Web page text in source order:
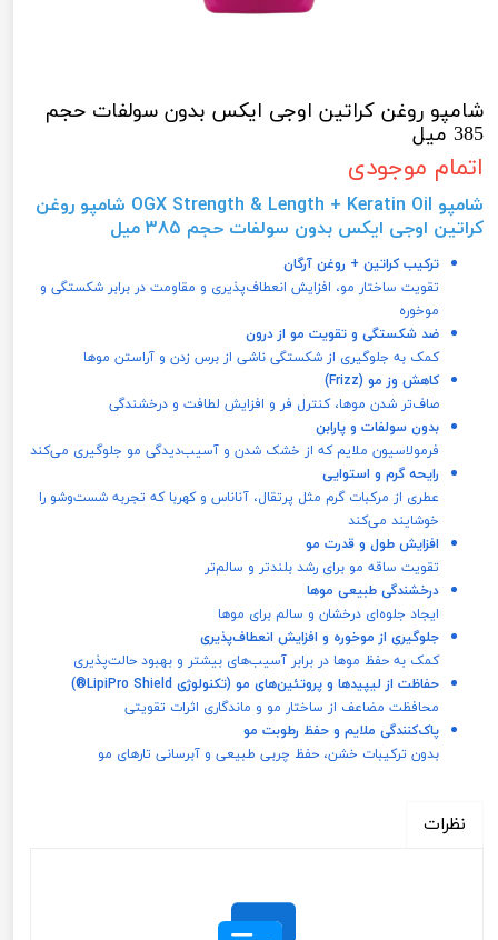
شامپو روغن کراتین اوجی ایکس بدون سولفات حجم
385 میل
اتمام موجودی
شامپو OGX Strength & Length + Keratin Oil شامپو روغن
کراتین اوجی ایکس بدون سولفات حجم 385 میل
ترکیب کراتین + روغن آرگان
تقویت ساختار مو، افزایش انعطاف‌پذیری و مقاومت در برابر شکستگی و
موخوره
ضد شکستگی و تقویت مو از درون
کمک به جلوگیری از شکستگی ناشی از برس زدن و آراستن موها
کاهش وز مو (Frizz)
صاف‌تر شدن موها، کنترل فر و افزایش لطافت و درخشندگی
بدون سولفات و پارابن
فرمولاسیون ملایم که از خشک شدن و آسیب‌دیدگی مو جلوگیری می‌کند
رایحه گرم و استوایی
عطری از مرکبات گرم مثل پرتقال، آناناس و کهربا که تجربه شست‌وشو را
خوشایند می‌کند
افزایش طول و قدرت مو
تقویت ساقه مو برای رشد بلندتر و سالم‌تر
درخشندگی طبیعی موها
ایجاد جلوه‌ای درخشان و سالم برای موها
جلوگیری از موخوره و افزایش انعطاف‌پذیری
کمک به حفظ موها در برابر آسیب‌های بیشتر و بهبود حالت‌پذیری
حفاظت از لیپیدها و پروتئین‌های مو (تکنولوژی LipiPro Shield®)
محافظت مضاعف از ساختار مو و ماندگاری اثرات تقویتی
پاک‌کنندگی ملایم و حفظ رطوبت مو
بدون ترکیبات خشن، حفظ چربی طبیعی و آبرسانی تارهای مو
نظرات